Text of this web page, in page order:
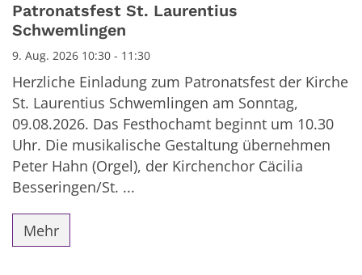
Patronatsfest St. Laurentius
Schwemlingen
9. Aug. 2026 10:30 - 11:30
Herzliche Einladung zum Patronatsfest der Kirche
St. Laurentius Schwemlingen am Sonntag,
09.08.2026. Das Festhochamt beginnt um 10.30
Uhr. Die musikalische Gestaltung übernehmen
Peter Hahn (Orgel), der Kirchenchor Cäcilia
Besseringen/St. ...
Mehr